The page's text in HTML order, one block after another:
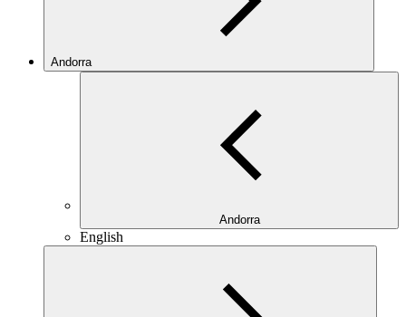
Andorra
Andorra
English